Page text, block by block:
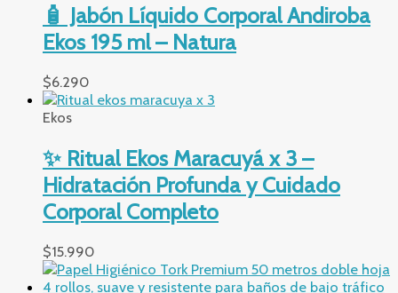
🧴 Jabón Líquido Corporal Andiroba
Ekos 195 ml – Natura
$6.290
Ekos
✨ Ritual Ekos Maracuyá x 3 –
Hidratación Profunda y Cuidado
Corporal Completo
$15.990